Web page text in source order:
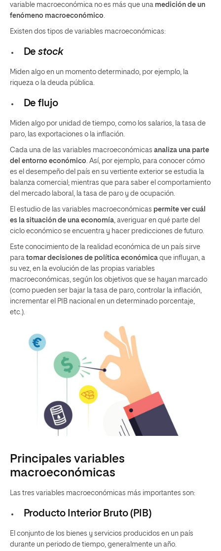
variable macroeconómica no es más que una medición de un
fenómeno macroeconómico
Existen dos tipos de variables macroeconómicas:
Destock
Miden algo en un momento determinado, por ejemplo, la
riqueza o la deuda pública.
De flujo
Miden algo por unidad de tiempo, como los salarios, la tasa de
paro, las exportaciones o la inflación.
Cada una de las variables macroeconómicas analiza una parte
del entorno económico . Así, por ejemplo, para conocer cómo
es el desempeño del país en su vertiente exterior se estudia la
balanza comercial; mientras que para saber el comportamiento
del mercado laboral, la tasa de paro y de ocupación.
El estudio de las variables macroeconómicas permite ver cuál
es la situación de una economía , averiguar en qué parte del
ciclo económico se encuentra y hacer predicciones de futuro.
Este conocimiento de la realidad económica de un país sirve
para tomar decisiones de política económica que influyan, a
su vez, en la evolución de las propias variables
macroeconómicas, según los objetivos que se hayan marcado
(como pueden ser bajar la tasa de paro, controlar la inflación,
incrementar el PIB nacional en un determinado porcentaje,
etc.).
Principales variables
macroeconómicas
Las tres variables macroeconómicas más importantes son:
Producto Interior Bruto (PIB)
El conjunto de los bienes y servicios producidos en un país
durante un periodo de tiempo, generalmente un año.